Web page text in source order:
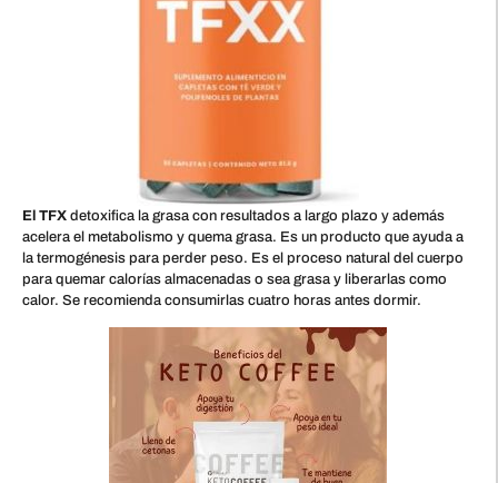
El TFX detoxifica la grasa con resultados a largo plazo y además
acelera el metabolismo y quema grasa. Es un producto que ayuda a
la termogénesis para perder peso. Es el proceso natural del cuerpo
para quemar calorías almacenadas o sea grasa y liberarlas como
calor. Se recomienda consumirlas cuatro horas antes dormir.